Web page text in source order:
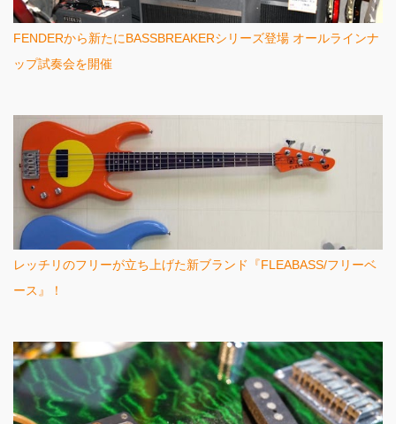
FENDERから新たにBASSBREAKERシリーズ登場 オールラインナ
ップ試奏会を開催
レッチリのフリーが立ち上げた新ブランド『FLEABASS/フリーベ
ース』！